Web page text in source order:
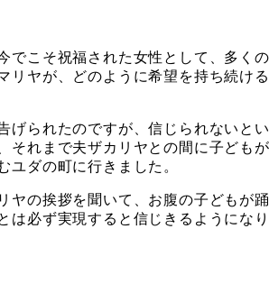
こそ祝福された女性として、多く
ヤが、どのように希望を持ち続け
られたのですが、信じられないと
れまで夫ザカリヤとの間に子ども
ユダの町に行きました。
の挨拶を聞いて、お腹の子どもが
必ず実現すると信じきるようになり